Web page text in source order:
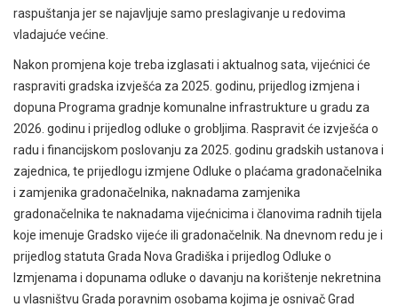
raspuštanja jer se najavljuje samo preslagivanje u redovima
vladajuće većine.
Nakon promjena koje treba izglasati i aktualnog sata, vijećnici će
raspraviti gradska izvješća za 2025. godinu, prijedlog izmjena i
dopuna Programa gradnje komunalne infrastrukture u gradu za
2026. godinu i prijedlog odluke o grobljima. Raspravit će izvješća o
radu i financijskom poslovanju za 2025. godinu gradskih ustanova i
zajednica, te prijedlogu izmjene Odluke o plaćama gradonačelnika
i zamjenika gradonačelnika, naknadama zamjenika
gradonačelnika te naknadama vijećnicima i članovima radnih tijela
koje imenuje Gradsko vijeće ili gradonačelnik. Na dnevnom redu je i
prijedlog statuta Grada Nova Gradiška i prijedlog Odluke o
Izmjenama i dopunama odluke o davanju na korištenje nekretnina
u vlasništvu Grada poravnim osobama kojima je osnivač Grad